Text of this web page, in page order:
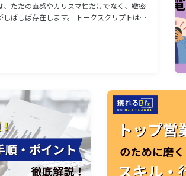
ただの直感やカリスマ性だけでなく、緻密
ます。 トークスクリプトは、
ョンをスムーズにし、必要な…